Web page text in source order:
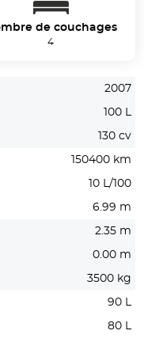
de couchages
4
2007
100 L
130 cv
150400 km
10 L/100
6.99 m
2.35 m
0.00 m
3500 kg
90 L
80 L